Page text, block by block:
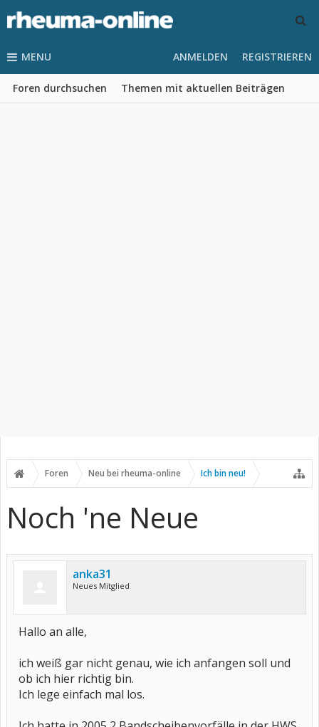
MENU
Foren durchsuchen Themen mit aktuellen Beiträgen
ANMELDEN REGISTRIEREN
Foren Neu bei rheuma-online Ich bin neu!
Noch 'ne Neue
anka31
Neues Mitglied
Hallo an alle,
ich weiß gar nicht genau, wie ich anfangen soll und
ob ich hier richtig bin.
Ich lege einfach mal los.